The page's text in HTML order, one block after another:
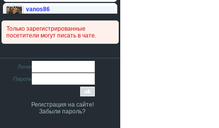
vanos86
сравнивал подушку акпп бензиновой и
дизельной машины намера
4578063AG и 4578061AG? По фото
iMrCoffeeBLR4
11 июля 2026
[b]era124[/b],
Ага понял буду знать спасибо
era124
7 июля 2026
Только зарегистрированные
посетители могут писать в чате.
Логин
Пароль
Регистрация на сайте!
Забыли пароль?